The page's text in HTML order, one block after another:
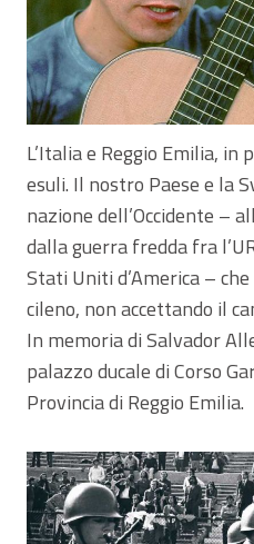
L’Italia e Reggio Emilia,
esuli. Il nostro Paese e la
nazione dell’Occidente –
dalla guerra fredda fra
Stati Uniti d’America –
cileno, non accettando il
In memoria di Salvador
palazzo ducale di Corso
Provincia di Reggio Emilia.